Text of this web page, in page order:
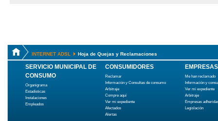
INTERNET ADSL Hoja de Quejas y Reclamaciones
SERVICIO MUNICIPAL DE
CONSUMO
Organigrama
Estadísticas
Instalaciones
Empleados
CONSUMIDORES
Reclamar
Información y Consultas de consumo
Arbitraje
Compre aquí
Ver mi expediente
Afectados
Alertas
EMPRESAS
Me han reclamado
Información y
Ver mi expediente
Arbitraje
Empresas
Legislación